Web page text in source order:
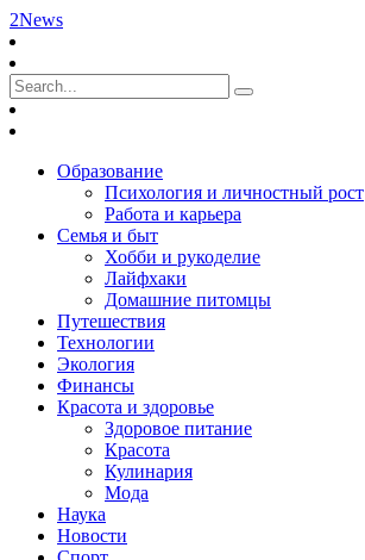
2News
Образование
Психология и личностный рост
Работа и карьера
Семья и быт
Хобби и рукоделие
Лайфхаки
Домашние питомцы
Путешествия
Технологии
Экология
Финансы
Красота и здоровье
Здоровое питание
Красота
Кулинария
Мода
Наука
Новости